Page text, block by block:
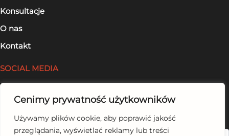
Cenimy prywatność użytkowników
Używamy plików cookie, aby poprawić jakość
przeglądania, wyświetlać reklamy lub treści
Konsultacje
O nas
Kontakt
SOCIAL MEDIA
Szukaj